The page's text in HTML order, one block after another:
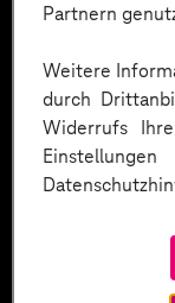
Partnern
Weitere
durch
Widerrufs